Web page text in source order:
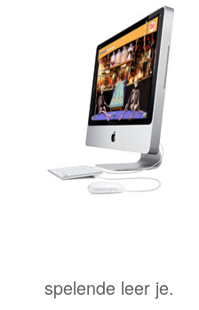
spelende leer je.